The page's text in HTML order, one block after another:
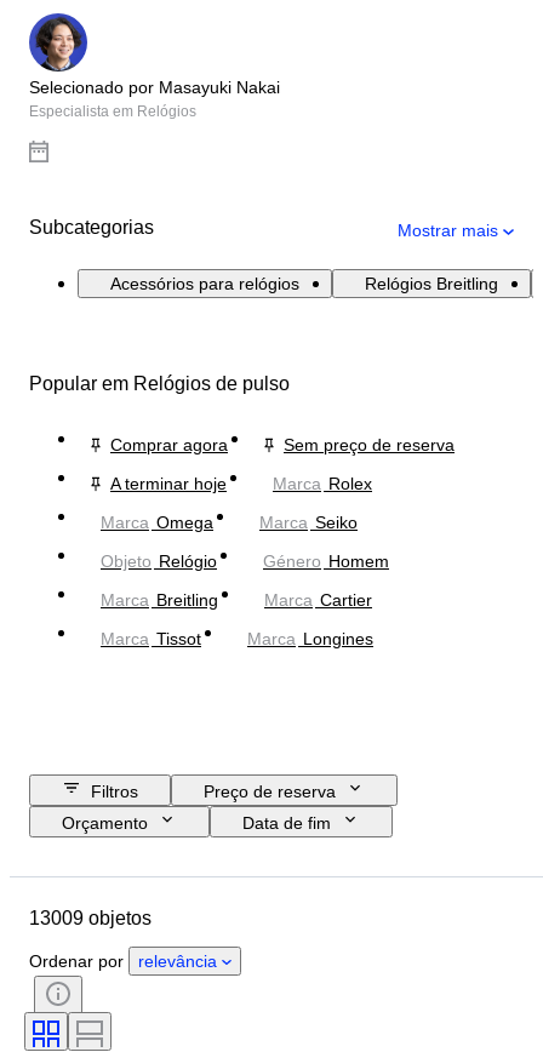
Selecionado por Masayuki Nakai
Especialista em Relógios
Subcategorias Mostrar mais
Acessórios para relógios Relógios Breitling
Popular em Relógios de pulso
Comprar agora
Sem preço de reserva
A terminar hoje
Marca Rolex
Marca Omega Marca Seiko
Objeto Relógio Género Homem
Marca Breitling Marca Cartier
Marca Tissot Marca Longines
Filtros
Preço de reserva
Orçamento
Data de fim
Comprimento da bracelete do relógio
País de origem
Material
Género
Período
Edição
13009 objetos
Ordenar por relevância